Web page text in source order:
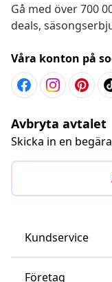
Gå med över 700
deals,
Våra konton på
Avbryta avtalet
Skicka in en
Kundservice
Företag